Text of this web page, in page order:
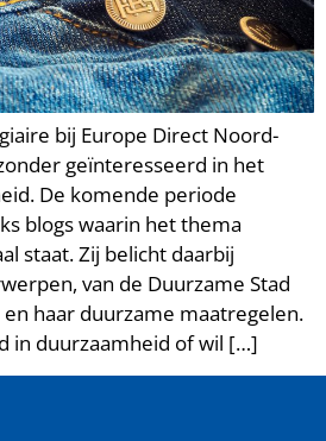
bij Europe Direct Noord-
geïnteresseerd in het
De komende periode
blogs waarin het thema
staat. Zij belicht daarbij
van de Duurzame Stad
haar duurzame maatregelen.
in duurzaamheid of wil […]